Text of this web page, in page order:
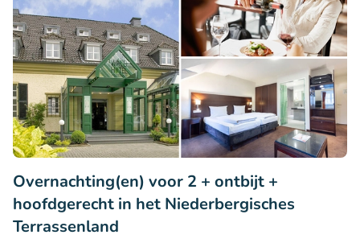
Overnachting(en) voor 2 + ontbijt +
hoofdgerecht in het Niederbergisches
Terrassenland